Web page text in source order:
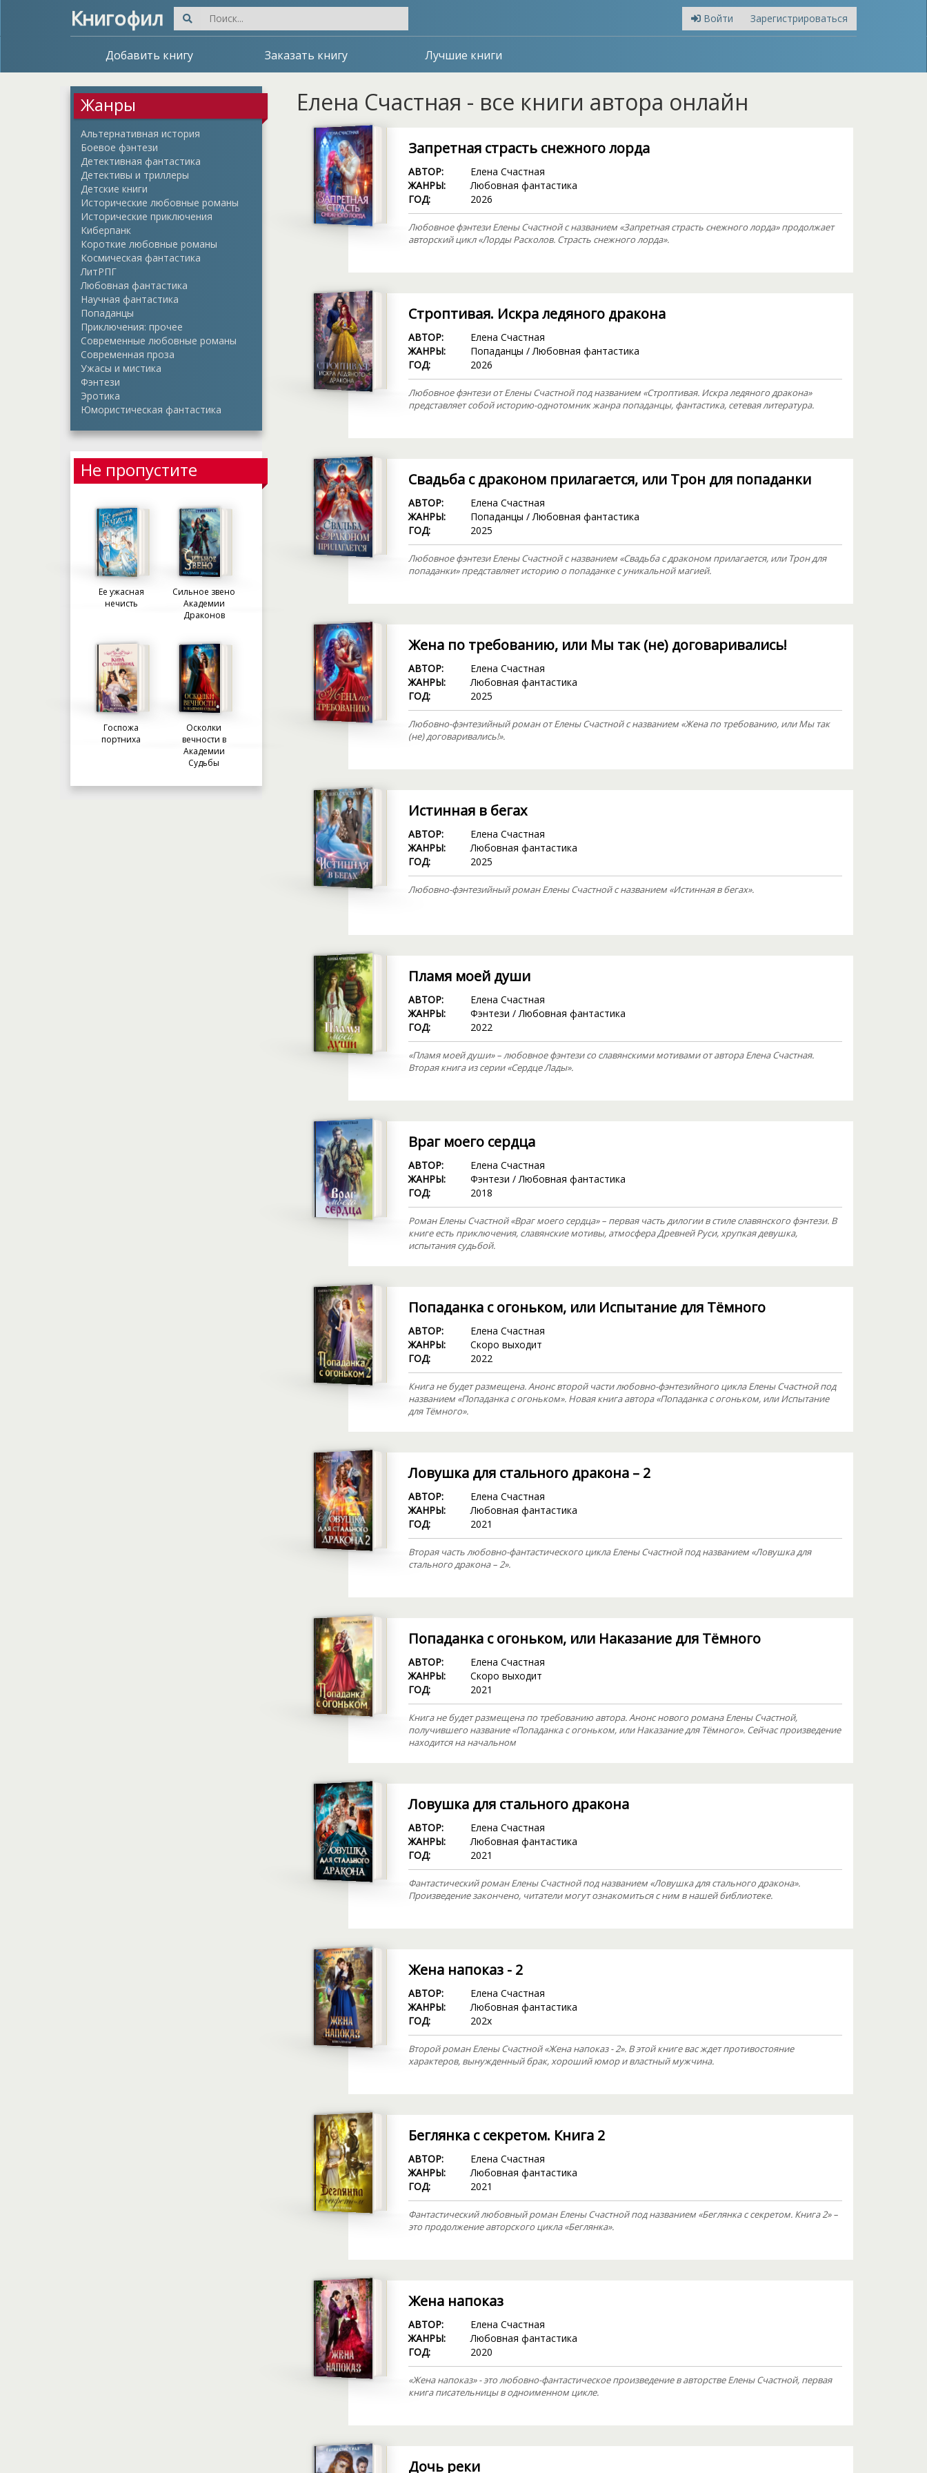
Книгофил Войти Зарегистрироваться
Добавить книгу Заказать книгу Лучшие книги
Жанры
Альтернативная история
Боевое фэнтези
Детективная фантастика
Детективы и триллеры
Детские книги
Исторические любовные романы
Исторические приключения
Киберпанк
Короткие любовные романы
Космическая фантастика
ЛитРПГ
Любовная фантастика
Научная фантастика
Попаданцы
Приключения: прочее
Современные любовные романы
Современная проза
Ужасы и мистика
Фэнтези
Эротика
Юмористическая фантастика
Не пропустите
Ее ужасная
нечисть
Сильное звено
Академии
Драконов
Госпожа
портниха
Осколки
вечности в
Академии
Судьбы
Елена Счастная - все книги автора онлайн
Запретная страсть снежного лорда
АВТОР:
Елена Счастная
ЖАНРЫ:
Любовная фантастика
ГОД:
2026
Любовное фэнтези Елены Счастной с названием «Запретная страсть снежного лорда» продолжает
авторский цикл «Лорды Расколов. Страсть снежного лорда».
Строптивая. Искра ледяного дракона
АВТОР:
Елена Счастная
ЖАНРЫ:
Попаданцы /Любовная фантастика
ГОД:
2026
Любовное фэнтези от Елены Счастной под названием «Строптивая. Искра ледяного дракона»
представляет собой историю-однотомник жанра попаданцы, фантастика, сетевая литература.
Свадьба с драконом прилагается, или Трон для попаданки
АВТОР:
Елена Счастная
ЖАНРЫ:
Попаданцы /Любовная фантастика
ГОД:
2025
Любовное фэнтези Елены Счастной с названием «Свадьба с драконом прилагается, или Трон для
попаданки» представляет историю о попаданке с уникальной магией.
Жена по требованию, или Мы так (не) договаривались!
АВТОР:
Елена Счастная
ЖАНРЫ:
Любовная фантастика
ГОД:
2025
Любовно-фэнтезийный роман от Елены Счастной с названием «Жена по требованию, или Мы так
(не) договаривались!».
Истинная в бегах
АВТОР:
Елена Счастная
ЖАНРЫ:
Любовная фантастика
ГОД:
2025
Любовно-фэнтезийный роман Елены Счастной с названием «Истинная в бегах».
Пламя моей души
АВТОР:
Елена Счастная
ЖАНРЫ:
Фэнтези /Любовная фантастика
ГОД:
2022
«Пламя моей души» – любовное фэнтези со славянскими мотивами от автора Елена Счастная.
Вторая книга из серии «Сердце Лады».
Враг моего сердца
АВТОР:
Елена Счастная
ЖАНРЫ:
Фэнтези /Любовная фантастика
ГОД:
2018
Роман Елены Счастной «Враг моего сердца» – первая часть дилогии в стиле славянского фэнтези. В
книге есть приключения, славянские мотивы, атмосфера Древней Руси, хрупкая девушка,
испытания судьбой.
Попаданка с огоньком, или Испытание для Тёмного
АВТОР:
Елена Счастная
ЖАНРЫ:
Скоро выходит
ГОД:
2022
Книга не будет размещена. Анонс второй части любовно-фэнтезийного цикла Елены Счастной под
названием «Попаданка с огоньком». Новая книга автора «Попаданка с огоньком, или Испытание
для Тёмного».
Ловушка для стального дракона – 2
АВТОР:
Елена Счастная
ЖАНРЫ:
Любовная фантастика
ГОД:
2021
Вторая часть любовно-фантастического цикла Елены Счастной под названием «Ловушка для
стального дракона – 2».
Попаданка с огоньком, или Наказание для Тёмного
АВТОР:
Елена Счастная
ЖАНРЫ:
Скоро выходит
ГОД:
2021
Книга не будет размещена по требованию автора. Анонс нового романа Елены Счастной,
получившего название «Попаданка с огоньком, или Наказание для Тёмного». Сейчас произведение
находится на начальном
Ловушка для стального дракона
АВТОР:
Елена Счастная
ЖАНРЫ:
Любовная фантастика
ГОД:
2021
Фантастический роман Елены Счастной под названием «Ловушка для стального дракона».
Произведение закончено, читатели могут ознакомиться с ним в нашей библиотеке.
Жена напоказ - 2
АВТОР:
Елена Счастная
ЖАНРЫ:
Любовная фантастика
ГОД:
202х
Второй роман Елены Счастной «Жена напоказ - 2». В этой книге вас ждет противостояние
характеров, вынужденный брак, хороший юмор и властный мужчина.
Беглянка с секретом. Книга 2
АВТОР:
Елена Счастная
ЖАНРЫ:
Любовная фантастика
ГОД:
2021
Фантастический любовный роман Елены Счастной под названием «Беглянка с секретом. Книга 2» –
это продолжение авторского цикла «Беглянка».
Жена напоказ
АВТОР:
Елена Счастная
ЖАНРЫ:
Любовная фантастика
ГОД:
2020
«Жена напоказ» - это любовно-фантастическое произведение в авторстве Елены Счастной, первая
книга писательницы в одноименном цикле.
Дочь реки